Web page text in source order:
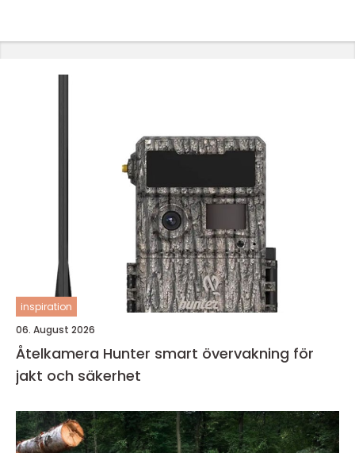
inspiration
06. August 2026
Åtelkamera Hunter smart övervakning för
jakt och säkerhet